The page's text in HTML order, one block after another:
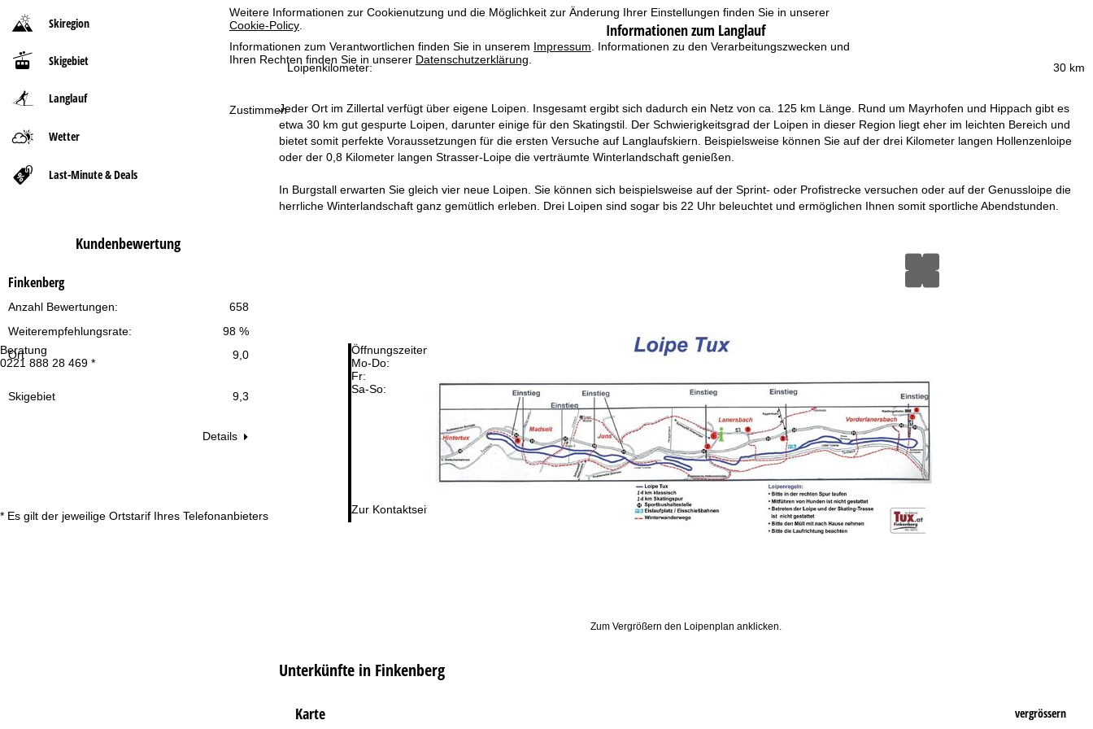
Weitere Informationen zur Cookienutzung und die Möglichkeit zur Änderung Ihrer Einstellungen finden Sie in unserer
Cookie-Policy.
Informationen zum Verantwortlichen finden Sie in unserem Impressum. Informationen zu den Verarbeitungszwecken und
Ihren Rechten finden Sie in unserer Datenschutzerklärung.
Zustimmen
Beratung
0221 888 28 469 *
* Es gilt der jeweilige Ortstarif Ihres Telefonanbieters
Öffnungszeiten
Mo-Do:
Fr:
Sa-So:
geschlossen
Zur Kontaktseite
Beratung
Skiregion
Skigebiet
Langlauf
Wetter
Last-Minute & Deals
Kundenbewertung
Finkenberg
658
Anzahl Bewertungen:
98 %
Weiterempfehlungsrate:
Ort
9,0
Skigebiet 9,3
Details
r
t
e
t
Informationen zum Langlauf
30 km
Loipenkilometer:
Jeder Ort im Zillertal verfügt über eigene Loipen. Insgesamt ergibt sich dadurch ein Netz von ca. 125 km Länge. Rund um Mayrhofen und Hippach gibt es
etwa 30 km gut gespurte Loipen, darunter einige für den Skatingstil. Der Schwierigkeitsgrad der Loipen in dieser Region liegt eher im leichten Bereich und
bietet somit perfekte Voraussetzungen für die ersten Versuche auf Langlaufskiern. Beispielsweise können Sie auf der drei Kilometer langen Hollenzenloipe
oder der 0,8 Kilometer langen Strasser-Loipe die verträumte Winterlandschaft genießen.
In Burgstall erwarten Sie gleich vier neue Loipen. Sie können sich beispielsweise auf der Sprint- oder Profistrecke versuchen oder auf der Genussloipe die
herrliche Winterlandschaft ganz gemütlich erleben. Drei Loipen sind sogar bis 22 Uhr beleuchtet und ermöglichen Ihnen somit sportliche Abendstunden.
Zum Vergrößern den Loipenplan anklicken.
Unterkünfte in Finkenberg
Karte vergrössern